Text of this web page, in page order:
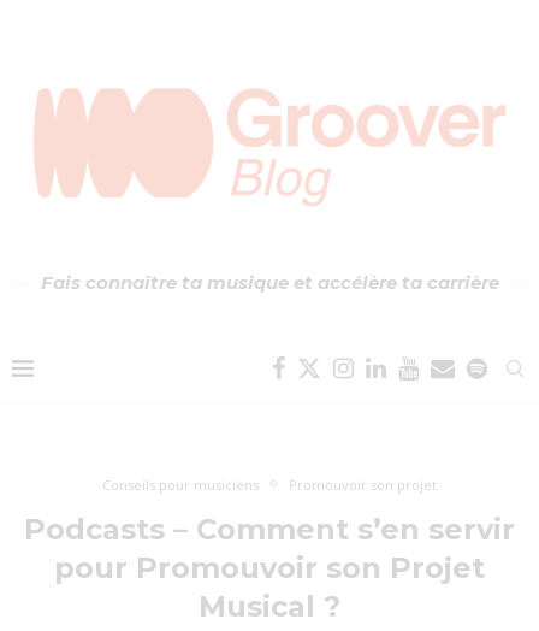
Fais connaître ta musique et accélère ta carrière
Conseils pour musiciens Promouvoir son projet
Podcasts – Comment s’en servir
pour Promouvoir son Projet
Musical ?